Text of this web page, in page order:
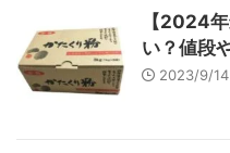
【2024
い？値段
2023/9/14